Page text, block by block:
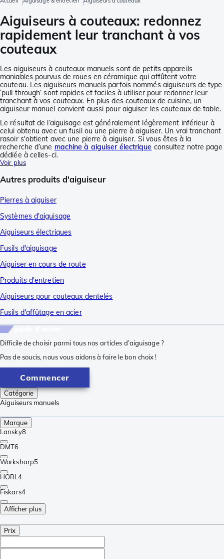
Aiguiseurs à couteaux: redonnez
rapidement leur tranchant à vos
couteaux
Les aiguiseurs à couteaux manuels sont de petits appareils
maniables pourvus de roues en céramique qui affûtent votre
couteau. Les aiguiseurs manuels parfois nommés aiguiseurs de type
‘pull through’ sont rapides et faciles à utiliser pour redonner leur
tranchant à vos couteaux. En plus des couteaux de cuisine, un
aiguiseur manuel convient aussi pour aiguiser les couteaux de table.
Le résultat de l’aiguisage est généralement légèrement inférieur à
celui obtenu avec un fusil ou une pierre à aiguiser. Un vrai tranchant
rasoir s'obtient avec une pierre à aiguiser. Si vous êtes à la
recherche d’une machine à aiguiser électrique consultez notre page
dédiée à celles-ci.
Voir plus
Autres produits d'aiguiseur
Pierres à aiguiser
Systèmes d'aiguisage
Aiguiseurs électriques
Fusils d'aiguisage
Aiguiser en cours de route
Produits d'entretien
Aiguiseurs pour couteaux dentelés
Fusils d'affûtage en acier
Difficile de choisir parmi tous nos articles d’aiguisage ?
Pas de soucis, nous vous aidons à faire le bon choix !
Commencer
Catégorie
Aiguiseurs manuels
Marque
Lansky8
DMT6
Worksharp5
HORL4
Fiskars4
Afficher plus
Prix